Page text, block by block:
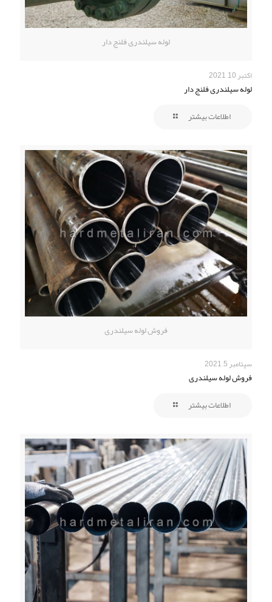
لوله سیلندری فلنج دار
اکتبر 10, 2021
لوله سیلندری فلنج دار
اطلاعات بیشتر
فروش لوله سیلندری
سپتامبر 5, 2021
فروش لوله سیلندری
اطلاعات بیشتر